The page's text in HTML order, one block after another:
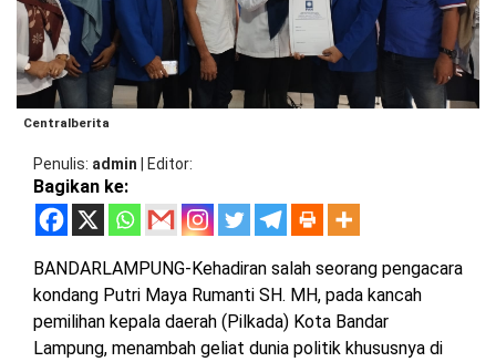
SELATAN
LAMPUNG
TENGAH
BARAT
LAMPUNG
LAMPUNG
UTARA
DPRD
TANGGAMUS
DPRD
PRINGSEWU
DPRD
LAMSEL
LAMTENG
DPRD
LAMBAR
Centralberita
Penulis admin | Editor
Bagikan ke:
BANDARLAMPUNG-Kehadiran salah seorang pengacara
kondang Putri Maya Rumanti SH. MH, pada kancah
pemilihan kepala daerah (Pilkada) Kota Bandar
Lampung, menambah geliat dunia politik khususnya di